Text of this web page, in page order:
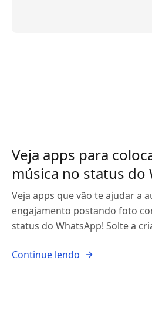
Veja apps para
música no status do
Veja apps que vão te ajudar a
engajamento postando foto
status do WhatsApp! Solte a
Continue lendo